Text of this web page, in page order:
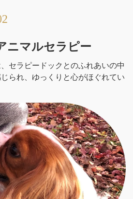
ニマルセラピー
セラピードックとのふれあいの中
られ、ゆっくりと心がほぐれてい